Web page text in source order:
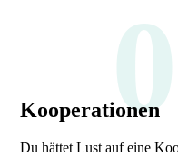
Kooperationen
Du hättet Lust auf eine